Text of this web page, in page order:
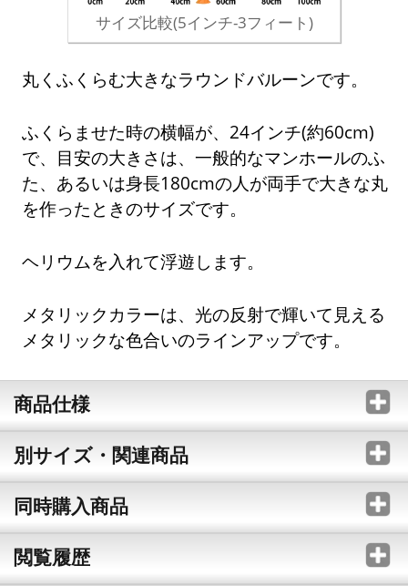
サイズ比較(5インチ-3フィート)
丸くふくらむ大きなラウンドバルーンです。
ふくらませた時の横幅が、24インチ(約60cm)
で、目安の大きさは、一般的なマンホールのふ
た、あるいは身長180cmの人が両手で大きな丸
を作ったときのサイズです。
ヘリウムを入れて浮遊します。
メタリックカラーは、光の反射で輝いて見える
メタリックな色合いのラインアップです。
商品仕様
別サイズ・関連商品
同時購入商品
閲覧履歴